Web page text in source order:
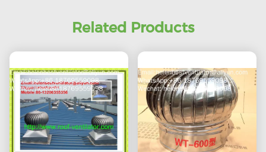
Related Products